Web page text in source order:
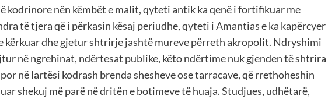
kodrinore nën këmbët e malit, qyteti antik ka qenë i fortifikuar me
të tjera që i përkasin kësaj periudhe, qyteti i Amantias e ka kapërcyer
kërkuar dhe gjetur shtrirje jashtë mureve përreth akropolit. Ndryshimi
në ngrehinat, ndërtesat publike, këto ndërtime nuk gjenden të shtrira
në lartësi kodrash brenda shesheve ose tarracave, që rrethoheshin
shekuj më parë në dritën e botimeve të huaja. Studjues, udhëtarë,